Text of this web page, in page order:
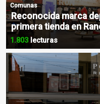
Comunas
Reconocida marca
primera tienda en
1.803lecturas